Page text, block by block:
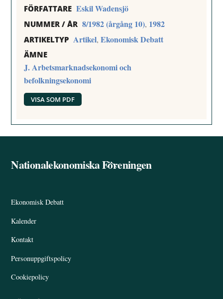
FÖRFATTARE Eskil Wadensjö
NUMMER / ÅR 8/1982 (årgång 10), 1982
ARTIKELTYP Artikel,Ekonomisk Debatt
ÄMNE
J. Arbetsmarknadsekonomi och
befolkningsekonomi
VISA SOM PDF
Back
Nationalekonomiska Föreningen
Ekonomisk Debatt
Kalender
Kontakt
Personuppgiftspolicy
Cookiepolicy